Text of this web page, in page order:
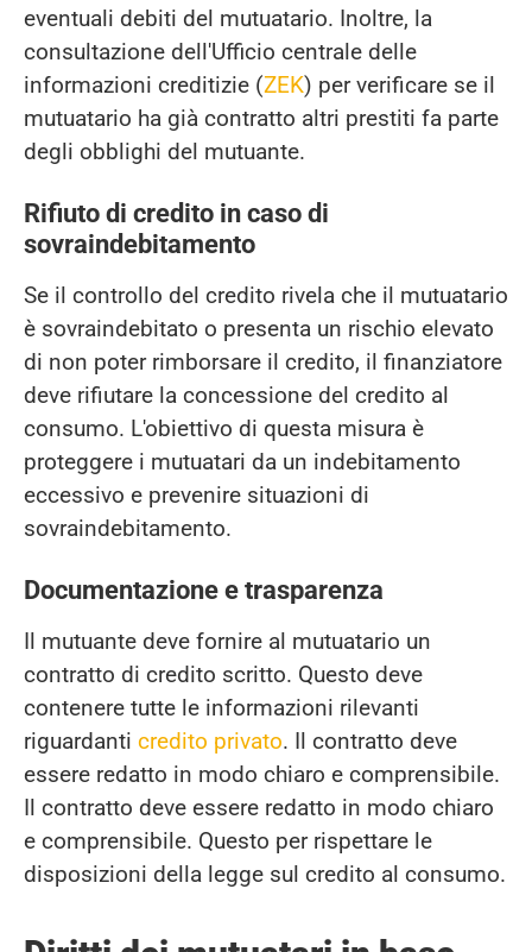
eventuali debiti del mutuatario. Inoltre, la
consultazione dell'Ufficio centrale delle
informazioni creditizie (ZEK) per verificare se il
mutuatario ha già contratto altri prestiti fa parte
degli obblighi del mutuante.
Rifiuto di credito in caso di
sovraindebitamento
Se il controllo del credito rivela che il mutuatario
è sovraindebitato o presenta un rischio elevato
di non poter rimborsare il credito, il finanziatore
deve rifiutare la concessione del credito al
consumo. L'obiettivo di questa misura è
proteggere i mutuatari da un indebitamento
eccessivo e prevenire situazioni di
sovraindebitamento.
Documentazione e trasparenza
Il mutuante deve fornire al mutuatario un
contratto di credito scritto. Questo deve
contenere tutte le informazioni rilevanti
riguardanti credito privato. Il contratto deve
essere redatto in modo chiaro e comprensibile.
Il contratto deve essere redatto in modo chiaro
e comprensibile. Questo per rispettare le
disposizioni della legge sul credito al consumo.